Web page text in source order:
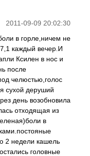
2011-09-09 20:02:30
в горле,ничем не
каждый вечер.И
Ксилен в нос и
после
челюстью,голос
сухой деруший
день возобновила
отходящая из
в
2 недели кашель
головные